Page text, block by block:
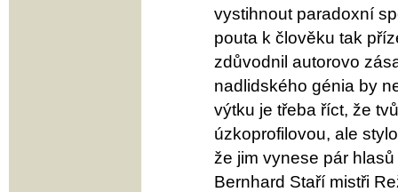
vystihnout paradoxní
pouta k člověku tak
zdůvodnil autorovo
nadlidského génia by
výtku je třeba říct, že
úzkoprofilovou, ale
že jim vynese pár
Bernhard Staří mistři